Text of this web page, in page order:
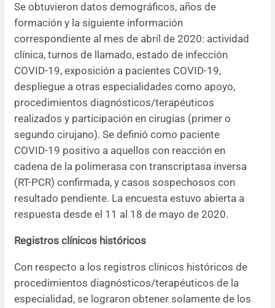
Se obtuvieron datos demográficos, años de
formación y la siguiente información
correspondiente al mes de abril de 2020: actividad
clínica, turnos de llamado, estado de infección
COVID-19, exposición a pacientes COVID-19,
despliegue a otras especialidades como apoyo,
procedimientos diagnósticos/terapéuticos
realizados y participación en cirugías (primer o
segundo cirujano). Se definió como paciente
COVID-19 positivo a aquellos con reacción en
cadena de la polimerasa con transcriptasa inversa
(RT-PCR) confirmada, y casos sospechosos con
resultado pendiente. La encuesta estuvo abierta a
respuesta desde el 11 al 18 de mayo de 2020.
Registros clínicos históricos
Con respecto a los registros clínicos históricos de
procedimientos diagnósticos/terapéuticos de la
especialidad, se lograron obtener solamente de los